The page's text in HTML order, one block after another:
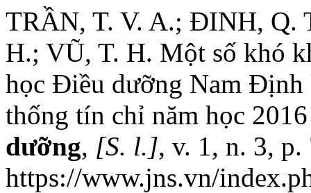
TRẦN, T. V. A.; ĐINH, Q.
H.; VŨ, T. H. Một số khó
học Điều dưỡng Nam Định
thống tín chỉ năm học
dưỡng, [S. l.], v. 1, n. 3,
https://www.jns.vn/